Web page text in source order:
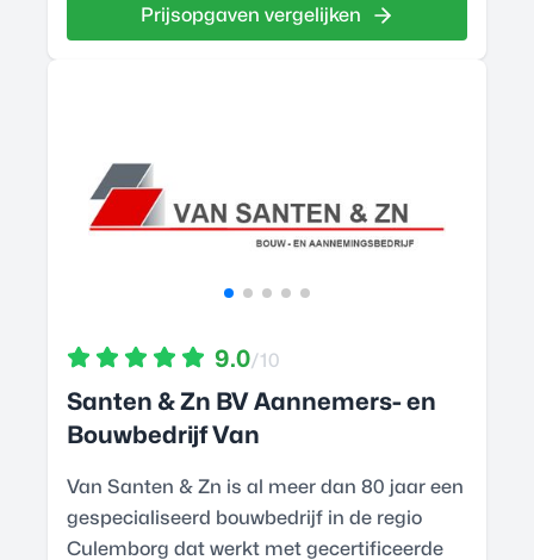
Prijsopgaven vergelijken
9.0/10
Santen & Zn BV Aannemers- en
Bouwbedrijf Van
Van Santen & Zn is al meer dan 80 jaar een
gespecialiseerd bouwbedrijf in de regio
Culemborg dat werkt met gecertificeerde